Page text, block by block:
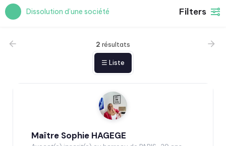
Dissolution d’une société Filters
2 résultats
☰ Liste
Maître Sophie HAGEGE